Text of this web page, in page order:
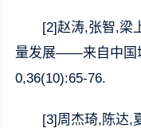
[2]赵涛,张智,梁
量发展——来自中国
0,36(10):65-76.
[3]周杰琦,陈达,